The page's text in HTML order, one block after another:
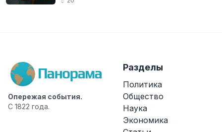
Опережая события.
С 1822 года.
Разделы
Политика
Общество
Наука
Экономика